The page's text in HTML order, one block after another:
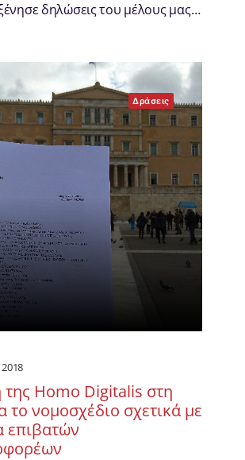
δηλώσεις του μέλους μας…
Δράσεις
της Homo Digitalis στη
το νομοσχέδιο σχετικά με
επιβατών